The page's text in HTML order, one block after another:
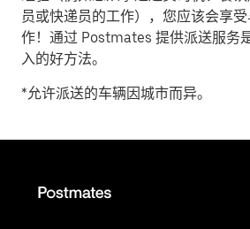
员或快递员的工作），您应该会享
作！通过 Postmates 提供派送服务
入的好方法。
*允许派送的车辆因城市而异。